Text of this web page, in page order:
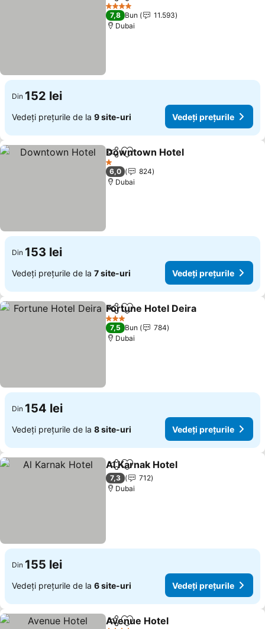
4 Stele
7,8 Bun
11.593
Dubai
Din 152 lei
Vedeți prețurile de la 9 site-uri Vedeți prețurile
DistribuițiAdăugaţi la favorite
Downtown Hotel
1 Stele
6,0
824
Dubai
Din 153 lei
Vedeți prețurile de la 7 site-uri Vedeți prețurile
DistribuițiAdăugaţi la favorite
Fortune Hotel Deira
3 Stele
7,5 Bun
784
Dubai
Din 154 lei
Vedeți prețurile de la 8 site-uri Vedeți prețurile
DistribuițiAdăugaţi la favorite
Al Karnak Hotel
7,3
712
Dubai
Din 155 lei
Vedeți prețurile de la 6 site-uri Vedeți prețurile
Distribuiți
Avenue Hotel